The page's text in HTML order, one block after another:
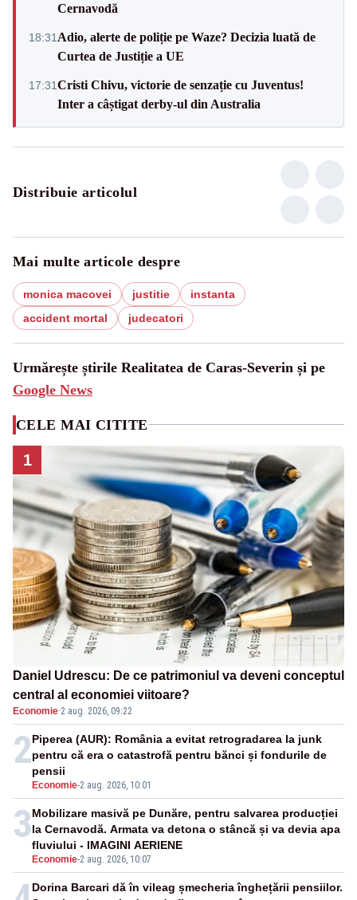
Cernavodă
18:31 Adio, alerte de poliție pe Waze? Decizia luată de
Curtea de Justiție a UE
17:31Cristi Chivu, victorie de senzație cu Juventus!
Inter a câștigat derby-ul din Australia
Distribuie articolul
Mai multe articole despre
monica macovei justitie
instanta
accident mortal
judecatori
Urmărește știrile Realitatea de Caras-Severin și pe
Google News
CELE MAI CITITE
1
Daniel Udrescu: De ce patrimoniul va deveni conceptul
central al economiei viitoare?
Economie·2 aug. 2026, 09:22
2
Economie-2 aug. 2026, 10:01
Piperea (AUR): România a evitat retrogradarea la junk
pentru că era o catastrofă pentru bănci și fondurile de
pensii
3
Economie-2 aug. 2026, 10:07
Mobilizare masivă pe Dunăre, pentru salvarea producției
la Cernavodă. Armata va detona o stâncă și va devia apa
fluviului - IMAGINI AERIENE
Dorina Barcari dă în vileag șmecheria înghețării pensiilor.